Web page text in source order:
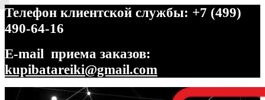
Телефон клиентской службы: +7 (499)
490-64-16
E-mail приема заказов:
kupibatareiki@gmail.com
Перейти
Перейти